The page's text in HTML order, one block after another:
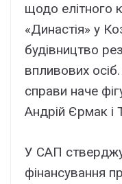
щодо елітного
«Династія» у
будівництво
впливових
справи наче
Андрій Єрмак і
У САП
фінансування